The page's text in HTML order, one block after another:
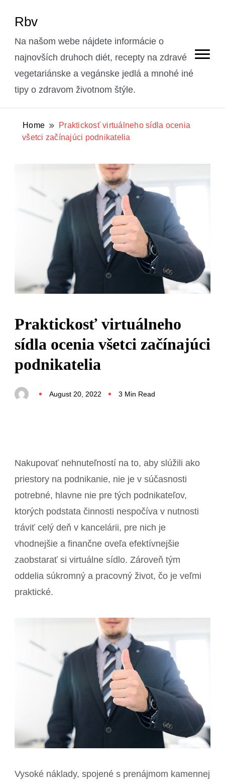
Rbv
Na našom webe nájdete informácie o
najnovších druhoch diét, recepty na zdravé
vegetariánske a vegánske jedlá a mnohé iné
tipy o zdravom životnom štýle.
Home
Praktickosť virtuálneho sídla ocenia
všetci začínajúci podnikatelia
Praktickosť virtuálneho
sídla ocenia všetci začínajúci
podnikatelia
August 20, 2022 3 Min Read
Nakupovať nehnuteľností na to, aby slúžili ako
priestory na podnikanie, nie je v súčasnosti
potrebné, hlavne nie pre tých podnikateľov,
ktorých podstata činnosti nespočíva v nutnosti
tráviť celý deň v kancelárii, pre nich je
vhodnejšie a finančne oveľa efektívnejšie
zaobstarať si virtuálne sídlo. Zároveň tým
oddelia súkromný a pracovný život, čo je veľmi
praktické.
Vysoké náklady, spojené s prenájmom kamennej